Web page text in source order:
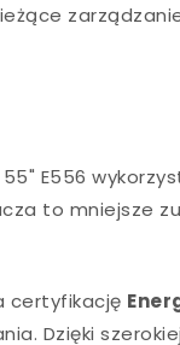
E556
to mniejsze
certyfikację
Dzięki szerokiej